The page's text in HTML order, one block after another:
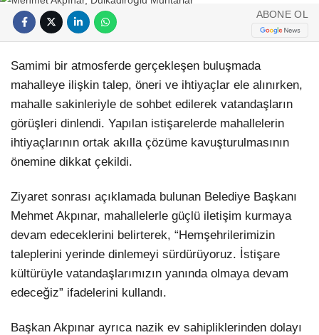
Instagram
ABONE OL
Samimi bir atmosferde gerçekleşen buluşmada
mahalleye ilişkin talep, öneri ve ihtiyaçlar ele alınırken,
mahalle sakinleriyle de sohbet edilerek vatandaşların
görüşleri dinlendi. Yapılan istişarelerde mahallelerin
ihtiyaçlarının ortak akılla çözüme kavuşturulmasının
önemine dikkat çekildi.
Ziyaret sonrası açıklamada bulunan Belediye Başkanı
Mehmet Akpınar, mahallelerle güçlü iletişim kurmaya
devam edeceklerini belirterek, “Hemşehrilerimizin
taleplerini yerinde dinlemeyi sürdürüyoruz. İstişare
kültürüyle vatandaşlarımızın yanında olmaya devam
edeceğiz” ifadelerini kullandı.
Başkan Akpınar ayrıca nazik ev sahipliklerinden dolayı